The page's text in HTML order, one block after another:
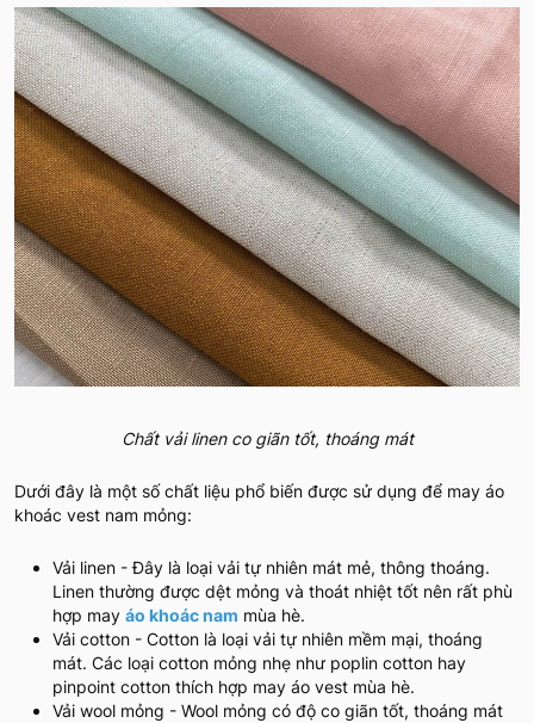
Chất vải linen co giãn tốt, thoáng mát
Dưới đây là một số chất liệu phổ biến được sử dụng để may áo
khoác vest nam mỏng:
Vải linen - Đây là loại vải tự nhiên mát mẻ, thông thoáng.
Linen thường được dệt mỏng và thoát nhiệt tốt nên rất phù
hợp may áo khoác nam mùa hè.
Vải cotton - Cotton là loại vải tự nhiên mềm mại, thoáng
mát. Các loại cotton mỏng nhẹ như poplin cotton hay
pinpoint cotton thích hợp may áo vest mùa hè.
Vải wool mỏng - Wool mỏng có độ co giãn tốt, thoáng mát